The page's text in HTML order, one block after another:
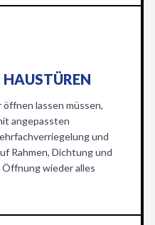
lassen müssen,
angepassten
und
Rahmen, Dichtung und
wieder alles